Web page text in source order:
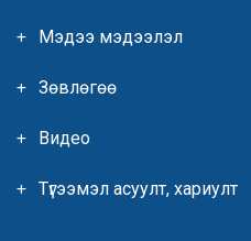
Мэдээ мэдээлэл
Зөвлөгөө
Видео
Түгээмэл асуулт, хариулт